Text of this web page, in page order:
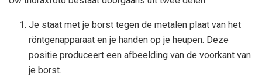
Je staat met je borst tegen de metalen plaat van het
röntgenapparaat en je handen op je heupen. Deze
positie produceert een afbeelding van de voorkant van
je borst.